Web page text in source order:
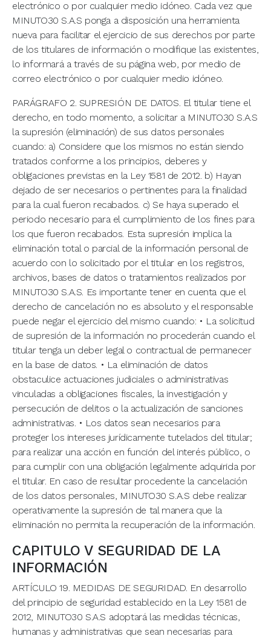
electrónico o por cualquier medio idóneo. Cada vez que
MINUTO30 S.A.S ponga a disposición una herramienta
nueva para facilitar el ejercicio de sus derechos por parte
de los titulares de información o modifique las existentes,
lo informará a través de su página web, por medio de
correo electrónico o por cualquier medio idóneo.
PARÁGRAFO 2. SUPRESIÓN DE DATOS. El titular tiene el
derecho, en todo momento, a solicitar a MINUTO30 S.A.S
la supresión (eliminación) de sus datos personales
cuando: a) Considere que los mismos no están siendo
tratados conforme a los principios, deberes y
obligaciones previstas en la Ley 1581 de 2012. b) Hayan
dejado de ser necesarios o pertinentes para la finalidad
para la cual fueron recabados. c) Se haya superado el
periodo necesario para el cumplimiento de los fines para
los que fueron recabados. Esta supresión implica la
eliminación total o parcial de la información personal de
acuerdo con lo solicitado por el titular en los registros,
archivos, bases de datos o tratamientos realizados por
MINUTO30 S.A.S. Es importante tener en cuenta que el
derecho de cancelación no es absoluto y el responsable
puede negar el ejercicio del mismo cuando: • La solicitud
de supresión de la información no procederán cuando el
titular tenga un deber legal o contractual de permanecer
en la base de datos. • La eliminación de datos
obstaculice actuaciones judiciales o administrativas
vinculadas a obligaciones fiscales, la investigación y
persecución de delitos o la actualización de sanciones
administrativas. • Los datos sean necesarios para
proteger los intereses jurídicamente tutelados del titular;
para realizar una acción en función del interés público, o
para cumplir con una obligación legalmente adquirida por
el titular. En caso de resultar procedente la cancelación
de los datos personales, MINUTO30 S.A.S debe realizar
operativamente la supresión de tal manera que la
eliminación no permita la recuperación de la información.
CAPITULO V SEGURIDAD DE LA
INFORMACIÓN
ARTÍCULO 19. MEDIDAS DE SEGURIDAD. En desarrollo
del principio de seguridad establecido en la Ley 1581 de
2012, MINUTO30 S.A.S adoptará las medidas técnicas,
humanas y administrativas que sean necesarias para